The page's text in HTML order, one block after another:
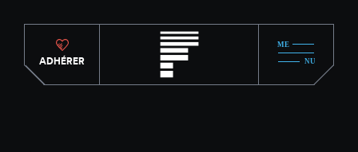
ADHÉRER